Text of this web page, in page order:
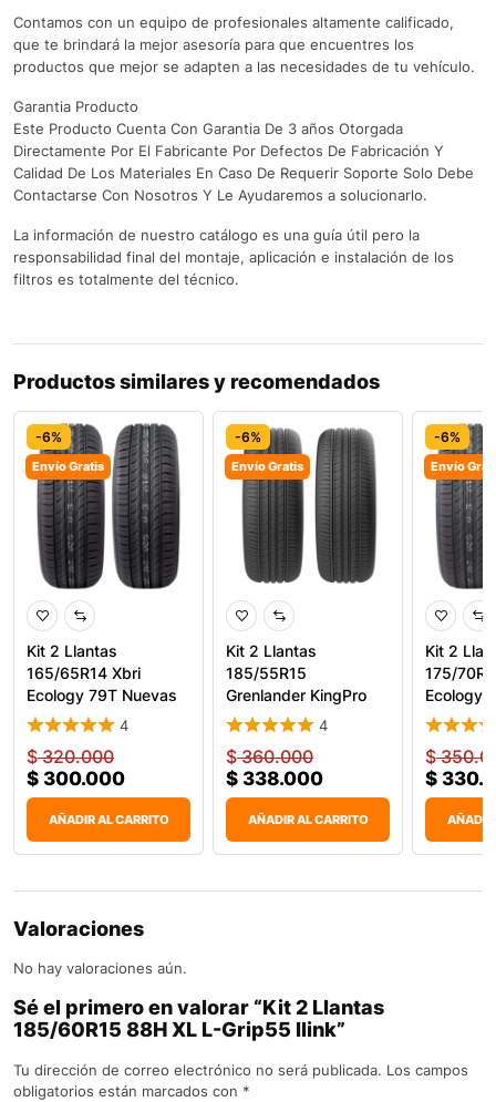
Contamos con un equipo de profesionales altamente calificado,
que te brindará la mejor asesoría para que encuentres los
productos que mejor se adapten a las necesidades de tu vehículo.
Garantia Producto
Este Producto Cuenta Con Garantia De 3 años Otorgada
Directamente Por El Fabricante Por Defectos De Fabricación Y
Calidad De Los Materiales En Caso De Requerir Soporte Solo Debe
Contactarse Con Nosotros Y Le Ayudaremos a solucionarlo.
La información de nuestro catálogo es una guía útil pero la
responsabilidad final del montaje, aplicación e instalación de los
filtros es totalmente del técnico.
Productos similares y recomendados
-6%
Envío Gratis
Kit 2 Llantas
165/65R14 Xbri
Ecology 79T Nuevas
Para Carr
4
$320.000
$ 300.000
AÑADIR AL CARRITO
-6%
Envío Gratis
Kit 2 Llantas
185/55R15
Grenlander KingPro
One 82V Carro
4
$360.000
$ 338.000
AÑADIR AL CARRITO
-6%
Envío
Kit 2
175/
Ecology
$
$
AÑADIR
Valoraciones
No hay valoraciones aún.
Sé el primero en valorar “Kit 2 Llantas
185/60R15 88H XL L-Grip55 Ilink”
Tu dirección de correo electrónico no será publicada. Los campos
obligatorios están marcados con *